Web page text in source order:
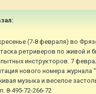
(7-8 февраля) во
ретриверов по живой и
инструкторов. 7
нового номера журнала
музыка и веселое
8-495-72-266-72